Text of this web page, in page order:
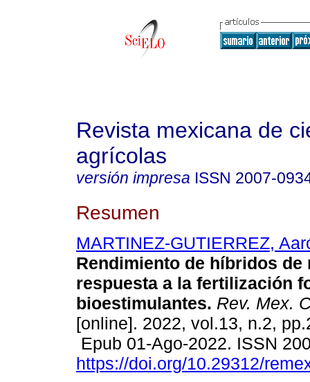
Revista mexicana de
agrícolas
versión impresa ISSN 2007-
Resumen
MARTINEZ-GUTIERREZ,
Rendimiento de híbridos de
respuesta a la fertilización
bioestimulantes. Rev. Mex.
[online]. 2022, vol.13, n.2,
Epub 01-Ago-2022. ISSN
https://doi.org/10.29312/